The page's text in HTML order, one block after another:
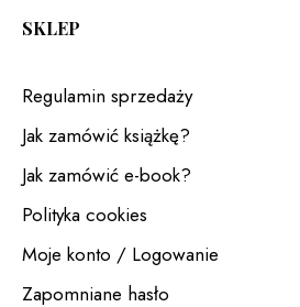
SKLEP
Regulamin sprzedaży
Jak zamówić książkę?
Jak zamówić e-book?
Polityka cookies
Moje konto / Logowanie
Zapomniane hasło